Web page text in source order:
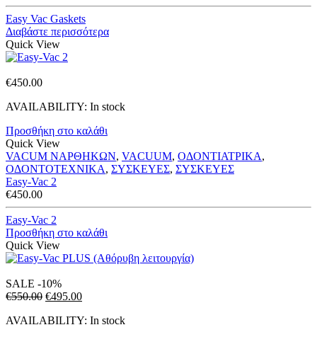
Easy Vac Gaskets
Διαβάστε περισσότερα
Quick View
€450.00
AVAILABILITY: In stock
Προσθήκη στο καλάθι
Quick View
VACUM ΝΑΡΘΗΚΩΝ, VACUUM, ΟΔΟΝΤΙΑΤΡΙΚΑ,
ΟΔΟΝΤΟΤΕΧΝΙΚΑ, ΣΥΣΚΕΥΕΣ, ΣΥΣΚΕΥΕΣ
Easy-Vac 2
€450.00
Easy-Vac 2
Προσθήκη στο καλάθι
Quick View
SALE -10%
€550.00 Original
was:
€495.00Η
τιμή
AVAILABILITY: In stock